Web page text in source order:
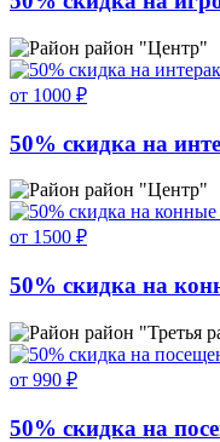
район "Центр"
от 1000 ₽
50% скидка на
район "Центр"
от 1500 ₽
50% скидка на
район "Третья
от 990 ₽
50% скидка на